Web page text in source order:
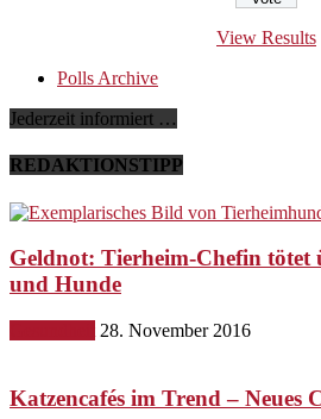
View Results
Polls Archive
Jederzeit informiert …
REDAKTIONSTIPP
Geldnot: Tierheim-Chefin tötet
und Hunde
28. November 2016
Katzencafés im Trend – Neues